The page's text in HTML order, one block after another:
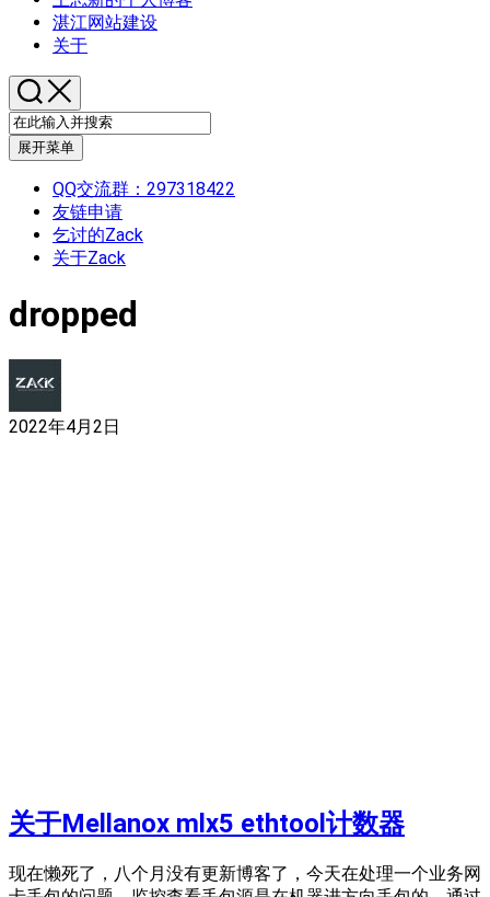
湛江网站建设
关于
展开菜单
QQ交流群：297318422
友链申请
乞讨的Zack
关于Zack
dropped
2022年4月2日
关于Mellanox mlx5 ethtool计数器
现在懒死了，八个月没有更新博客了，今天在处理一个业务网